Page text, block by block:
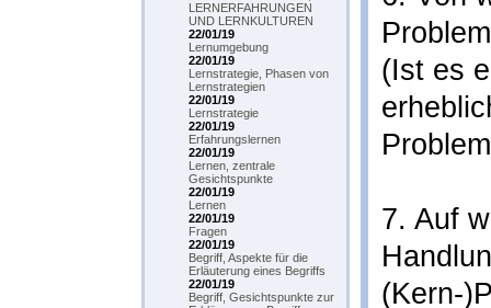
LERNERFAHRUNGEN
UND LERNKULTUREN
22/01/19
Lernumgebung
22/01/19
Lernstrategie, Phasen von
Lernstrategien
22/01/19
Lernstrategie
22/01/19
Erfahrungslernen
22/01/19
Lernen, zentrale
Gesichtspunkte
22/01/19
Lernen
22/01/19
Fragen
22/01/19
Begriff, Aspekte für die
Erläuterung eines Begriffs
22/01/19
Begriff, Gesichtspunkte zur
(Ist es
7. Auf
(Kern-